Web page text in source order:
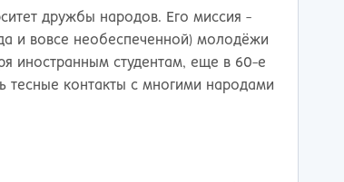
Смоленск
Сочи
Ставрополь
Стерлитамак
дружбы народов. Его миссия -
и вовсе необеспеченной) молодёжи
иностранным студентам, еще в 60-е
тесные контакты с многими народами